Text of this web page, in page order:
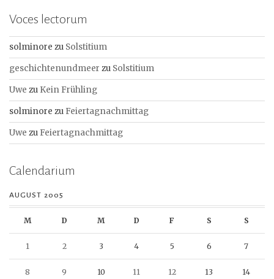
Voces lectorum
solminore zu Solstitium
geschichtenundmeer zu Solstitium
Uwe zu Kein Frühling
solminore zu Feiertagnachmittag
Uwe zu Feiertagnachmittag
Calendarium
AUGUST 2005
M D M D F S S
1 2 3 4 5 6 7
8 9 10 11 12 13 14